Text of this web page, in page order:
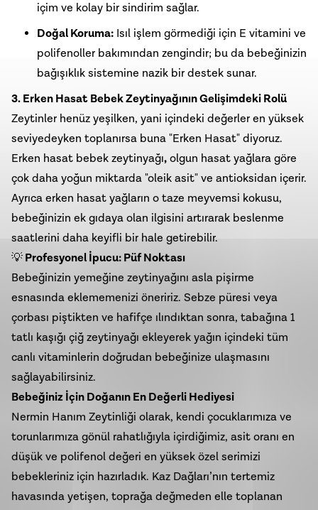
içim ve kolay bir sindirim sağlar.
Doğal Koruma: Isıl işlem görmediği için E vitamini ve
polifenoller bakımından zengindir; bu da bebeğinizin
bağışıklık sistemine nazik bir destek sunar.
3. Erken Hasat Bebek Zeytinyağının Gelişimdeki Rolü
Zeytinler henüz yeşilken, yani içindeki değerler en yüksek
seviyedeyken toplanırsa buna "Erken Hasat" diyoruz.
Erken hasat bebek zeytinyağı,olgun hasat yağlara göre
çok daha yoğun miktarda "oleik asit" ve antioksidan içerir.
Ayrıca erken hasat yağların o taze meyvemsi kokusu,
bebeğinizin ek gıdaya olan ilgisini artırarak beslenme
saatlerini daha keyifli bir hale getirebilir.
💡Profesyonel İpucu: Püf Noktası
Bebeğinizin yemeğine zeytinyağını asla pişirme
esnasında eklememenizi öneririz. Sebze püresi veya
çorbası piştikten ve hafifçe ılındıktan sonra, tabağına 1
tatlı kaşığı çiğ zeytinyağı ekleyerek yağın içindeki tüm
canlı vitaminlerin doğrudan bebeğinize ulaşmasını
sağlayabilirsiniz.
Bebeğiniz İçin Doğanın En Değerli Hediyesi
Nermin Hanım Zeytinliği olarak, kendi çocuklarımıza ve
torunlarımıza gönül rahatlığıyla içirdiğimiz, asit oranı en
düşük ve polifenol değeri en yüksek özel serimizi
bebekleriniz için hazırladık. Kaz Dağları’nın tertemiz
havasında yetişen, toprağa değmeden elle toplanan